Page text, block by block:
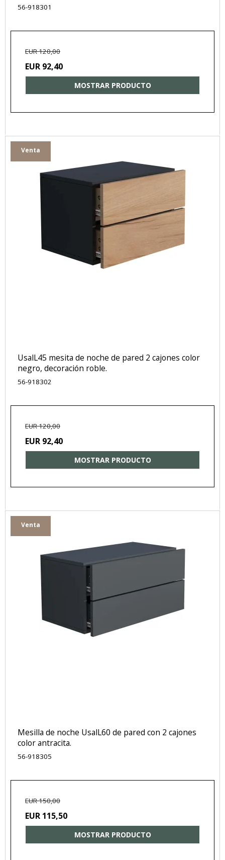
56-918301
EUR 120,00
EUR 92,40
MOSTRAR PRODUCTO
Venta
UsalL45 mesita de noche de pared 2 cajones color
negro, decoración roble.
56-918302
EUR 120,00
EUR 92,40
MOSTRAR PRODUCTO
Venta
Mesilla de noche UsalL60 de pared con 2 cajones
color antracita.
56-918305
EUR 150,00
EUR 115,50
MOSTRAR PRODUCTO